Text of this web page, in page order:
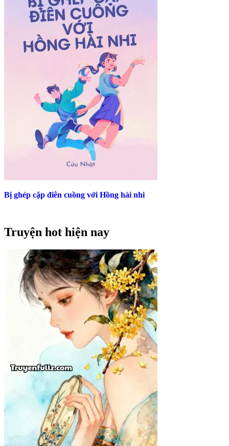
Bị ghép cặp điên cuồng với Hồng hài nhi
Truyện hot hiện nay